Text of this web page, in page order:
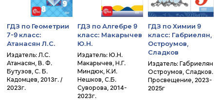
ГДЗ по Геометрии
7-9 класс:
Атанасян Л.С.
Издатель: Л.С.
Атанасян, В. Ф.
Бутузов, С. Б.
Кадомцев, 2013г. /
2023г.
ГДЗ по Алгебре 9
класс: Макарычев
Ю.Н.
Издатель: Ю.Н.
Макарычев, Н.Г.
Миндюк, К.И.
Нешков, С.Б.
Суворова, 2014-
2023г.
ГДЗ по Химии 9
класс: Габриелян,
Остроумов,
Сладков
Издатель: Габриелян
Остроумов, Сладков.
Просвещение, 2023-
2025г